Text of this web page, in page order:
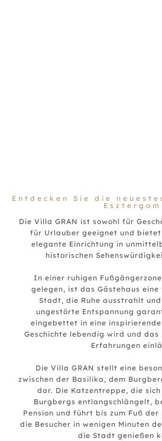
Entdecken Sie die
Esztergom
Die Villa GRAN ist sowohl für
für Urlauber geeignet und bietet
elegante Einrichtung in
historischen
In einer ruhigen
gelegen, ist das Gästehaus
Stadt, die Ruhe ausstrahlt
ungestörte Entspannung
eingebettet in eine
Geschichte lebendig wird und das
Erfahrungen
Die Villa GRAN stellt eine
zwischen der Basilika, dem
dar. Die Katzentreppe, die
Burgbergs entlangschlängelt,
Pension und führt bis zum Fuß
die Besucher in wenigen Minuten
die Stadt genießen